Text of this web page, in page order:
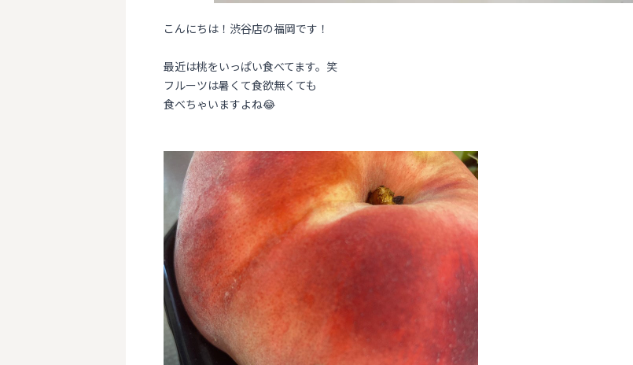
こんにちは！渋谷店の福岡です！
最近は桃をいっぱい食べてます。笑
フルーツは暑くて食欲無くても
食べちゃいますよね😂